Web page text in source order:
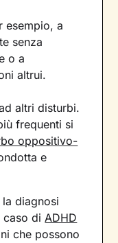
esempio, a
senza
o a
altrui.
altri disturbi.
frequenti si
oppositivo-
e
diagnosi
caso diADHD
che possono